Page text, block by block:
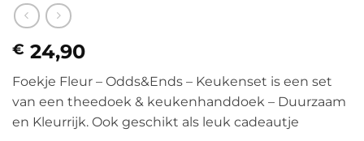
€ 24,90
Foekje Fleur – Odds&Ends – Keukenset is een set
van een theedoek & keukenhanddoek – Duurzaam
en Kleurrijk. Ook geschikt als leuk cadeautje